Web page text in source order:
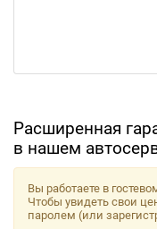
Расширенная
в нашем
Вы работаете в
Чтобы увидеть свои
паролем (или